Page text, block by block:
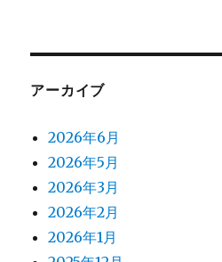
アーカイブ
2026年6月
2026年5月
2026年3月
2026年2月
2026年1月